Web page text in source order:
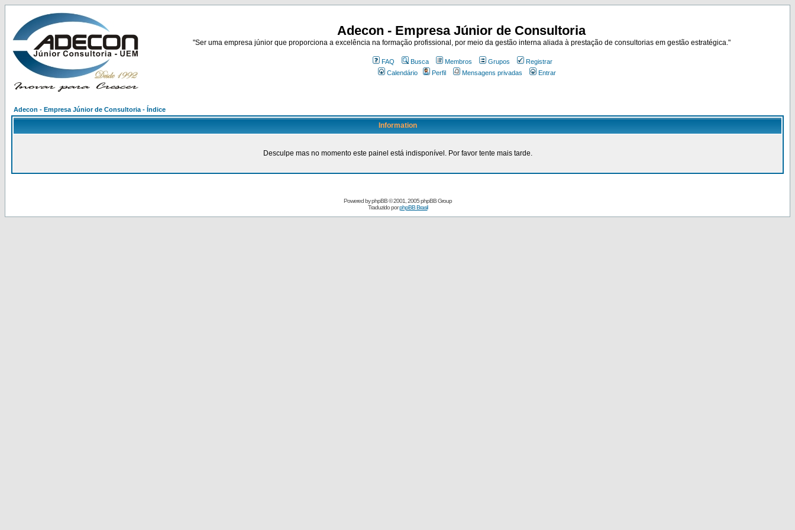
Adecon - Empresa Júnior de Consultoria
"Ser uma empresa júnior que proporciona a excelência na formação profissional, por meio da gestão interna aliada à prestação de consultorias em gestão estratégica."
FAQ Busca Membros Grupos
Registrar
Calendário
Perfil Mensagens privadas Entrar
Adecon - Empresa Júnior de Consultoria - Índice
Information
Desculpe mas no momento este painel está indisponível. Por favor tente mais tarde.
Powered byphpBB© 2001, 2005 phpBB Group
Traduzido porphpBB Brasil